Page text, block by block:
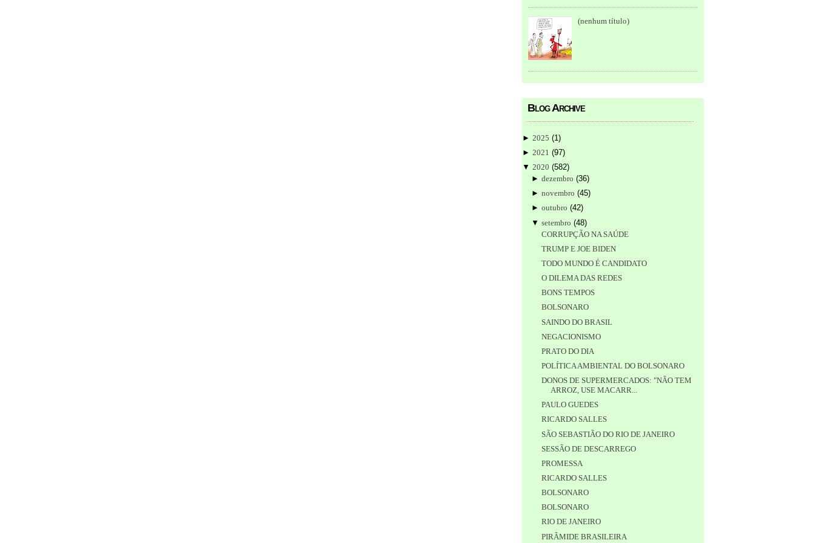
(nenhum título)
Blog Archive
► 2025 (1 )
► 2021 (97)
▼ 2020 (582)
►dezembro (36)
►novembro (45)
►outubro (42)
▼setembro (48)
CORRUPÇÃO NA SAÚDE
TRUMP E JOE BIDEN
TODO MUNDO É CANDIDATO
O DILEMA DAS REDES
BONS TEMPOS
BOLSONARO
SAINDO DO BRASIL
NEGACIONISMO
PRATO DO DIA
POLÍTICA AMBIENTAL DO BOLSONARO
DONOS DE SUPERMERCADOS: "NÃO TEM
ARROZ, USE MACARR...
PAULO GUEDES
RICARDO SALLES
SÃO SEBASTIÃO DO RIO DE JANEIRO
SESSÃO DE DESCARREGO
PROMESSA
RICARDO SALLES
BOLSONARO
BOLSONARO
RIO DE JANEIRO
PIRÂMIDE BRASILEIRA